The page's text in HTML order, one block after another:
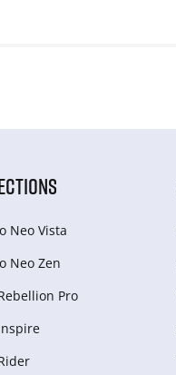
Neo Vista
Neo Zen
Pro